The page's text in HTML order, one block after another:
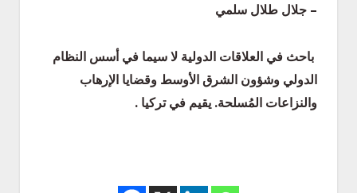
– جلال طلال سلمي
باحث في العلاقات الدولية لا سيما في أسس النظام
الدولي وشؤون الشرق الأوسط وقضايا الإرهاب
والنزاعات المُسلحة. يقيم في تركيا .